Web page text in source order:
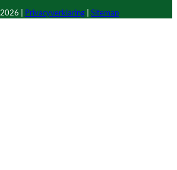
2026 | Privacyverklaring | Sitemap